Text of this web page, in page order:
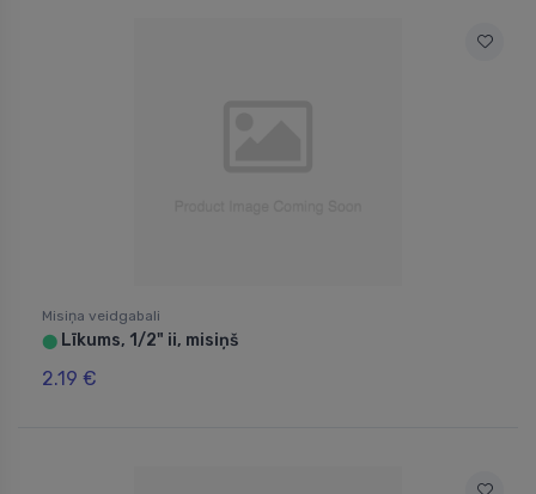
Misiņa veidgabali
⬤ Līkums, 1/2" ii, misiņš
2.19 €